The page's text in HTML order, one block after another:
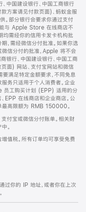
中国建设银行、中国工商银行
方案请见付款页面)、蚂蚁金服
。部分银行会要求你通过支付
与 Apple Store 在线商店不
均需经你的信用卡发卡机构批
，需经微信分付批准。如果你选
信分付的批准，Apple 将不会
银行、中国建设银行、中国工商
面) 网站、支付宝网站和微信
要满足特定金额要求，不同免息
务只适用于个人消费者。企业
员工购买计划 (EPP) 适用的分
EPP 在线商店和企业商店。公
最高限额为 RMB 150000。
付宝或微信分付账单。相关财
。
值税。所有订单均可享受免费
过你的 IP 地址，或者你在上次